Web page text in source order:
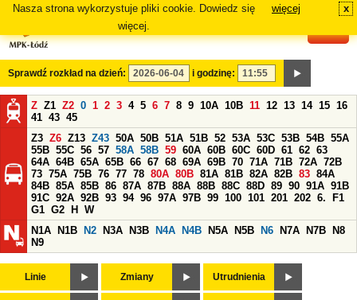
Nasza strona wykorzystuje pliki cookie. Dowiedz się
więcej.
więcej x
Sprawdź rozkład na dzień: i godzinę:
Z Z1 Z2 0 1 2 3 4 5 6 7 8 9 10A 10B 11 12 13 14 15 16
41 43 45
Z3 Z6 Z13 Z43 50A 50B 51A 51B 52 53A 53C 53B 54B 55A
55B 55C 56 57 58A 58B 59 60A 60B 60C 60D 61 62 63
64A 64B 65A 65B 66 67 68 69A 69B 70 71A 71B 72A 72B
73 75A 75B 76 77 78 80A 80B 81A 81B 82A 82B 83 84A
84B 85A 85B 86 87A 87B 88A 88B 88C 88D 89 90 91A 91B
91C 92A 92B 93 94 96 97A 97B 99 100 101 201 202 6.
F1
G1 G2 H
W
N1A
N1B N2 N3A N3B N4A N4B N5A N5B N6 N7A N7B
N8
N9
Linie Zmiany Utrudnienia